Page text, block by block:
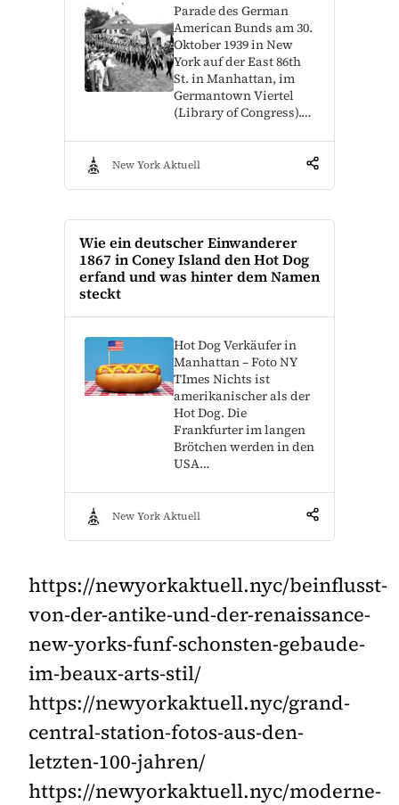
Parade des German
American Bunds am 30.
Oktober 1939 in New
York auf der East 86th
St. in Manhattan, im
Germantown Viertel
(Library of Congress).…
New York Aktuell
Wie ein deutscher Einwanderer
1867 in Coney Island den Hot Dog
erfand und was hinter dem Namen
steckt
Hot Dog Verkäufer in
Manhattan – Foto NY
TImes Nichts ist
amerikanischer als der
Hot Dog. Die
Frankfurter im langen
Brötchen werden in den
USA…
New York Aktuell
https://newyorkaktuell.nyc/beinflusst-
von-der-antike-und-der-renaissance-
new-yorks-funf-schonsten-gebaude-
im-beaux-arts-stil/
https://newyorkaktuell.nyc/grand-
central-station-fotos-aus-den-
letzten-100-jahren/
https://newyorkaktuell.nyc/moderne-